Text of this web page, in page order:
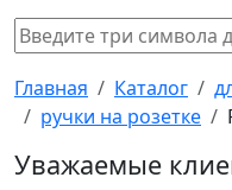
Главная Каталог
ручки на розетке
Уважаемые